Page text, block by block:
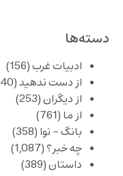
دسته‌ها
ادبیات غرب(156)
از دست ندهید(140)
از دیگران(253)
از ما (761)
بانگ – نوا (358)
چه خبر؟(1,087)
داستان(389)